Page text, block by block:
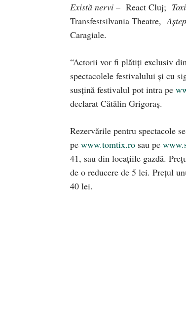
Există nervi – React Cluj;
Transfestsilvania Theatre,
Caragiale.
“Actorii vor fi plătiţi exclusiv
spectacolele festivalului şi cu
susţină festivalul pot intra pe
declarat Cătălin Grigoraş.
Rezervările pentru spectacole
pe www.tomtix.ro sau pe
41, sau din locaţiile gazdă.
de o reducere de 5 lei. Preţul
40 lei.